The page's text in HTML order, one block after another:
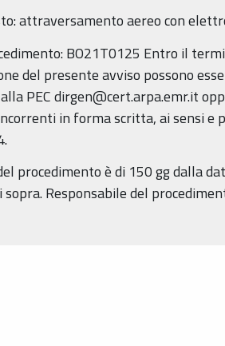
attraversamento aereo con
BO21T0125 Entro il
del presente avviso possono
PEC dirgen@cert.arpa.emr.it
in forma scritta, ai sensi
procedimento è di 150 gg dalla
sopra. Responsabile del